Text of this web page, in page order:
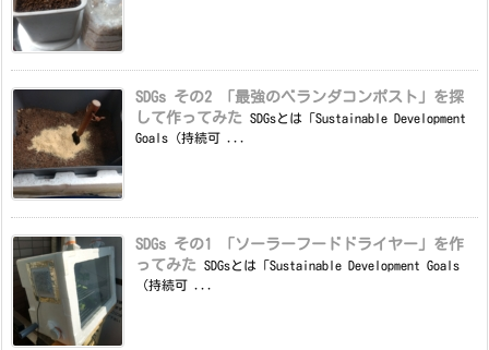
SDGs その2 「最強のベランダコンポスト」を探
して作ってみた
SDGsとは「Sustainable Development
Goals（持続可 ...
SDGs その1 「ソーラーフードドライヤー」を作
ってみた
SDGsとは「Sustainable Development Goals
（持続可 ...